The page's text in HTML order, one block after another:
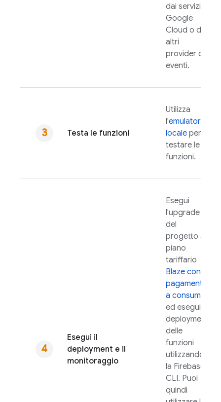
dai servizi
Google
Cloud o da
altri
provider di
eventi.
Testa le funzioni
Utilizza
l'emulatore
locale per
testare le
funzioni.
Esegui il
deployment e il
monitoraggio
Esegui
l'upgrade
del
progetto al
piano
tariffario
Blaze con
pagamento
a consumo
ed esegui il
deployment
delle
funzioni
utilizzando
la Firebase
CLI. Puoi
quindi